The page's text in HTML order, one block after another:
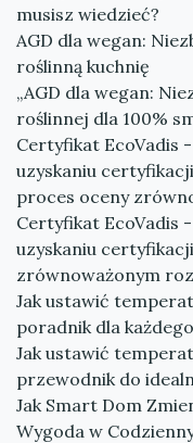
musisz wiedzieć?
AGD dla wegan:
roślinną kuchnię
„AGD dla wegan:
roślinnej dla 100%
Certyfikat EcoVadis
uzyskaniu
proces oceny
Certyfikat EcoVadis
uzyskaniu
zrównoważonym
Jak ustawić
poradnik dla
Jak ustawić
przewodnik do
Jak Smart Dom
Wygoda w